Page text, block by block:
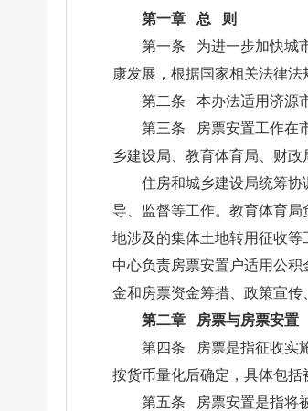
第一章 总 则
第一条 为进一步加快城
康发展，根据国家相关法律法
第二条 本办法适用济源
第三条 房票安置工作在
乡建设局、教育体育局、财
住房和城乡建设局统筹
导、监督等工作。教育体育
地涉及的集体土地转用征收
中心负责房票安置户适用公
金和房票资金筹措、政策宣传
第二章 房票与房票安置
第四条 房票是指征收实
按货币量化后确定，具体包括
第五条 房票安置是指将